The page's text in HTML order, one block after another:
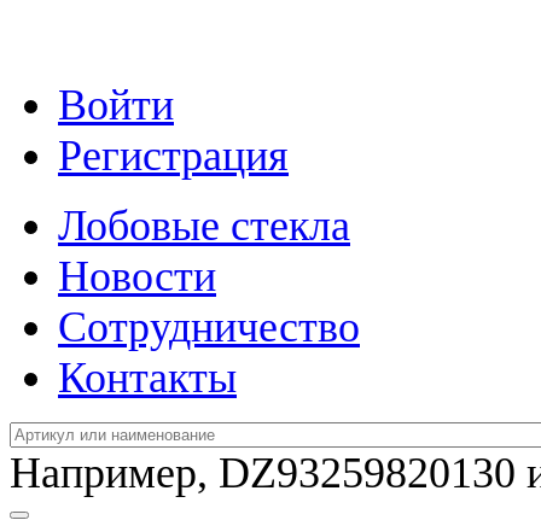
Войти
Регистрация
Лобовые стекла
Новости
Сотрудничество
Контакты
Например, DZ93259820130